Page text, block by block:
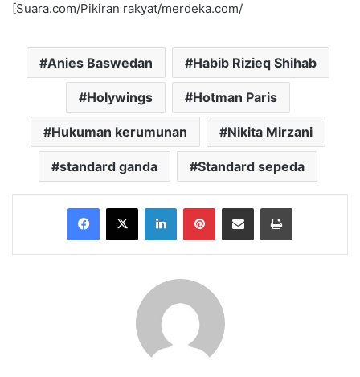
[Suara.com/Pikiran rakyat/merdeka.com/
Anies Baswedan Habib Rizieq Shihab
Holywings Hotman Paris
Hukuman kerumunan Nikita Mirzani
standard ganda Standard sepeda
Facebook
X LinkedInPinterestShare via Email Print